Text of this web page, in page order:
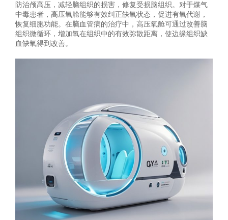
防治颅高压，减轻脑组织的损害，修复受损脑组织。对于煤气
中毒患者，高压氧舱能够有效纠正缺氧状态，促进有氧代谢，
恢复细胞功能。在脑血管病的治疗中，高压氧舱可通过改善脑
组织微循环，增加氧在组织中的有效弥散距离，使边缘组织缺
血缺氧得到改善。